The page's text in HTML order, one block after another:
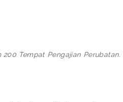
200 Tempat Pengajian Perubatan.